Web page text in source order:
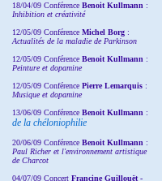
18/04/09 Conférence Benoit Kullmann :
Inhibition et créativité
12/05/09 Conférence Michel Borg :
Actualités de la maladie de Parkinson
12/05/09 Conférence Benoit Kullmann :
Peinture et dopamine
12/05/09 Conférence Pierre Lemarquis :
Musique et dopamine
13/06/09 Conférence Benoit Kullmann :
de la chéloniophilie
20/06/09 Conférence Benoit Kullmann :
Paul Richer et l'environnement artistique
de Charcot
04/07/09 Concert Francine Guillouët -